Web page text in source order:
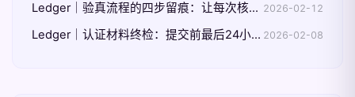
Ledger｜验真流程的四步留痕：让每次核验都可复盘 2026-02-12
Ledger｜认证材料终检：提交前最后24小时该做什么 2026-02-08